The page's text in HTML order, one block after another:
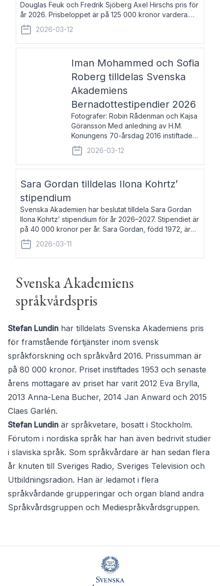
Douglas Feuk och Fredrik Sjöberg Axel Hirschs pris för
år 2026. Prisbeloppet är på 125 000 kronor vardera.
Johan Erséus, född 1959, är fackboksförfattare och
journalist med mångårigt för
2026-03-12
Iman Mohammed och Sofia
Roberg tilldelas Svenska
Akademiens
Bernadottestipendier 2026
Fotografer: Robin Rådenman och Kajsa
Göransson Med anledning av H.M.
Konungens 70-årsdag 2016 instiftade
fem av de kungliga akademierna det så
kallade Bernadotteprogrammet med
syfte att genom stipendier erbjuda stöd
2026-03-12
Sara Gordan tilldelas Ilona Kohrtz’
stipendium
Svenska Akademien har beslutat tilldela Sara Gordan
Ilona Kohrtz’ stipendium för år 2026–2027. Stipendiet är
på 40 000 kronor per år. Sara Gordan, född 1972, är
författare och översättare. Hon debuterade 2006 med
det prosalyriska verket En
2026-03-11
Svenska Akademiens
språkvårdspris
Stefan Lundin har tilldelats Svenska Akademiens pris
för framstående förtjänster inom svensk
språkforskning och språkvård 2016. Prissumman är
på 80 000 kronor. Priset instiftades 1953 och senaste
årens mottagare av priset har varit 2012 Eva Brylla,
2013 Anna-Lena Bucher, 2014 Jan Anward och 2015
Claes Garlén.
Stefan Lundin är språkvetare, bosatt i Stockholm.
Förutom i nordiska språk har han även bedrivit studier
i slaviska språk. Som språkvårdare är han sedan flera
år knuten till Sveriges Radio, Sveriges Television och
Utbildningsradion. Han är ledamot i flera
språkvårdande grupperingar och organ bland andra
Språkvårdsgruppen och Mediespråkvårdsgruppen.